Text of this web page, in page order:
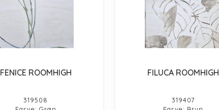
FENICE ROOMHIGH
319508
FILUCA ROOMHIGH
319407